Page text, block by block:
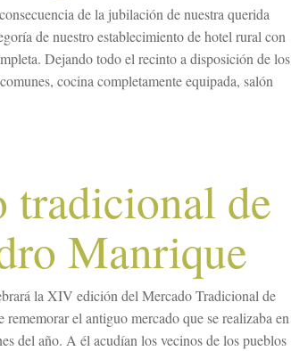
de la jubilación de nuestra querida
de nuestro establecimiento de hotel rural con
Dejando todo el recinto a disposición de los
cocina completamente equipada, salón
tradicional de
Manrique
la XIV edición del Mercado Tradicional de
el antiguo mercado que se realizaba en
del año. A él acudían los vecinos de los pueblos